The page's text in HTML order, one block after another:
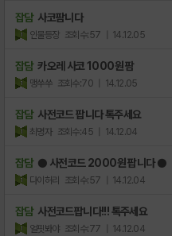
잡담 사코팜니다
인물등장 조회수:57 | 14.12.05
잡담 카오레 사코 1000원 팜
맹쑤쑤 조회수:70 | 14.12.05
잡담 사전코드 팝니다 톡주세요
최명자 조회수:45 | 14.12.04
잡담 ● 사전코드 2000원 팝니다 ●
다이허리 조회수:57 | 14.12.04
잡담 사전코드팝니다!!! 톡주세요
얼핏봐야 조회수:77 | 14.12.04